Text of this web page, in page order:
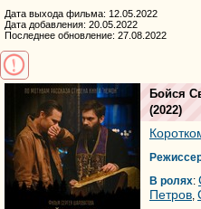
Дата выхода фильма: 12.05.2022
Дата добавления: 20.05.2022
Последнее обновление: 27.08.2022
Бойся
(2022)
В ролях:
Петров,